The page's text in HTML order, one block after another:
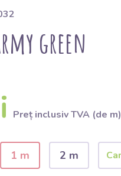
green
Preț inclusiv TVA (de m)
1 m 2 m